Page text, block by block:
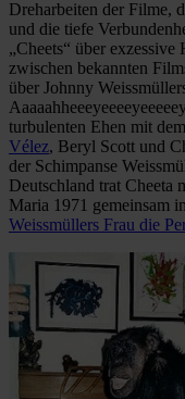
Dreharbeiten der Filme,
und die tiefe
„Cheets“ über
zwischen bekannten
über Johnny
turbulenten Ehen mit
Vélez, Beryl Scott und
der Schimpanse
Deutschland trat Cheeta
Maria 1971 gemeinsam
Weissmüllers Frau die